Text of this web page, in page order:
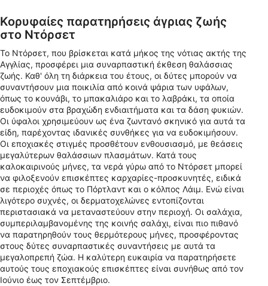
Κορυφαίες παρατηρήσεις άγριας ζωής
στο Ντόρσετ
Το Ντόρσετ, που βρίσκεται κατά μήκος της νότιας ακτής της
Αγγλίας, προσφέρει μια συναρπαστική έκθεση θαλάσσιας
ζωής. Καθ' όλη τη διάρκεια του έτους, οι δύτες μπορούν να
συναντήσουν μια ποικιλία από κοινά ψάρια των υφάλων,
όπως το κουνάβι, το μπακαλιάρο και το λαβράκι, τα οποία
ευδοκιμούν στα βραχώδη ενδιαιτήματα και τα δάση φυκιών.
Οι ύφαλοι χρησιμεύουν ως ένα ζωντανό σκηνικό για αυτά τα
είδη, παρέχοντας ιδανικές συνθήκες για να ευδοκιμήσουν.
Οι εποχιακές στιγμές προσθέτουν ενθουσιασμό, με θεάσεις
μεγαλύτερων θαλάσσιων πλασμάτων. Κατά τους
καλοκαιρινούς μήνες, τα νερά γύρω από το Ντόρσετ μπορεί
να φιλοξενούν επισκέπτες καρχαρίες-προσκυνητές, ειδικά
σε περιοχές όπως το Πόρτλαντ και ο κόλπος Λάιμ. Ενώ είναι
λιγότερο συχνές, οι δερματοχελώνες εντοπίζονται
περιστασιακά να μεταναστεύουν στην περιοχή. Οι σαλάχια,
συμπεριλαμβανομένης της κοινής σαλάχι, είναι πιο πιθανό
να παρατηρηθούν τους θερμότερους μήνες, προσφέροντας
στους δύτες συναρπαστικές συναντήσεις με αυτά τα
μεγαλοπρεπή ζώα. Η καλύτερη ευκαιρία να παρατηρήσετε
αυτούς τους εποχιακούς επισκέπτες είναι συνήθως από τον
Ιούνιο έως τον Σεπτέμβριο.
Μέτρηση απόδοσης περιεχομένου
Κατανόηση του κοινού μέσω στατιστικών
στοιχείων ή συνδυασμών δεδομένων από
διαφορετικές πηγές
Ανάπτυξη και βελτίωση υπηρεσιών
Χρήση περιορισμένων δεδομένων για την
επιλογή περιεχομένου
Ειδικά χαρακτηριστικά IAB:
Χρήση επακριβών δεδομένων
γεωεντοπισμού
Αναγνώριση συσκευών με βάση
πληροφορίες που ζητούνται ενεργά
Σκοποί επεξεργασίας που δεν αφορούν τη ΔΑΒ:
Απαραίτητη
Εκτέλεση